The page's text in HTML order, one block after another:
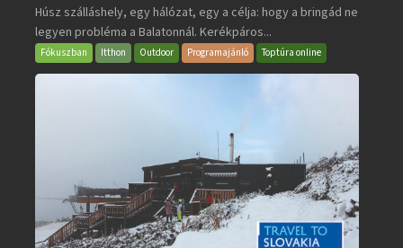
bejegyzéshez
Húsz szálláshely, egy hálózat, egy a célja: hogy a bringád ne
legyen probléma a Balatonnál. Kerékpáros...
Fókuszban Itthon Outdoor Programajánló Toptúra online